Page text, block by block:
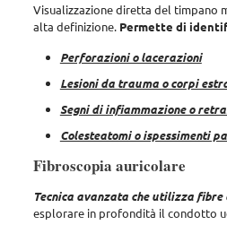
Visualizzazione diretta del timpano
alta definizione. Permette di
Perforazioni o lacerazioni
Lesioni da trauma o corpi
Segni di infiammazione o
Colesteatomi o ispessimenti
Fibroscopia auricolare
Tecnica avanzata che utilizza
esplorare in profondità il condotto